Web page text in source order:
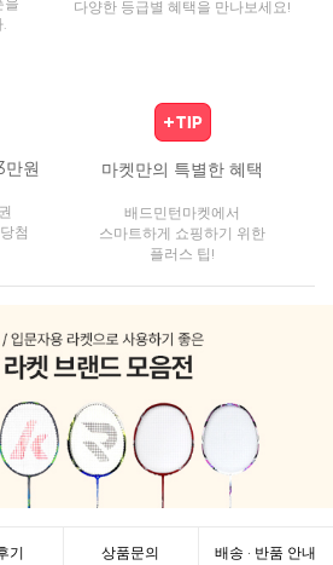
다양한 등급별 혜택을 만나보세요!
원
첨
마켓만의 특별한 혜택
배드민턴마켓에서
스마트하게 쇼핑하기 위한
플러스 팁!
기 상품문의 배송 · 반품 안내